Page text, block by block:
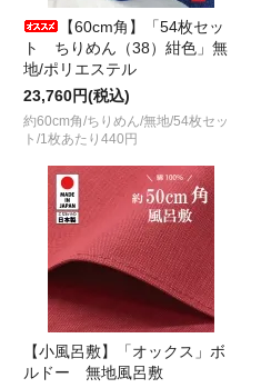
【60cm角】「54枚セッ
ト ちりめん（38）紺色」無
地/ポリエステル
23,760円(税込)
約60cm角/ちりめん/無地/54枚セッ
ト/1枚あたり440円
【小風呂敷】「オックス」ボ
ルドー 無地風呂敷